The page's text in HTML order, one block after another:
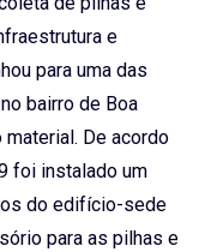
e
para uma das
bairro de Boa
material. De acordo
foi instalado um
do edifício-sede
para as pilhas e